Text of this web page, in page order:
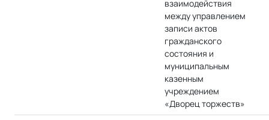
взаимодействия
между управлением
записи актов
гражданского
состояния и
муниципальным
казенным
учреждением
«Дворец торжеств»